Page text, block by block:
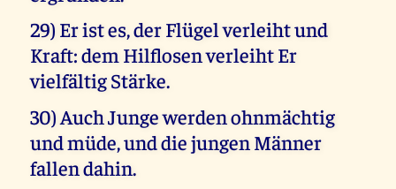
29) Er ist es, der Flügel verleiht und
Kraft: dem Hilflosen verleiht Er
vielfältig Stärke.
30) Auch Junge werden ohnmächtig
und müde, und die jungen Männer
fallen dahin.